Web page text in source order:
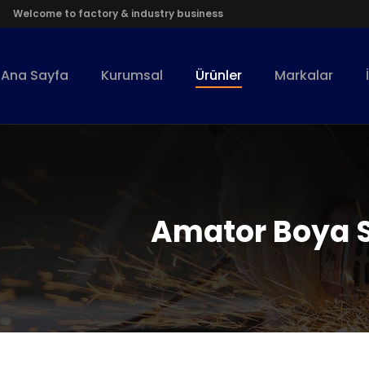
Welcome to factory & industry business
Ana Sayfa Kurumsal Ürünler Markalar
Amator Boya